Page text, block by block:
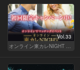
Vol.33
オンライン東カレNIGHT イベント募集